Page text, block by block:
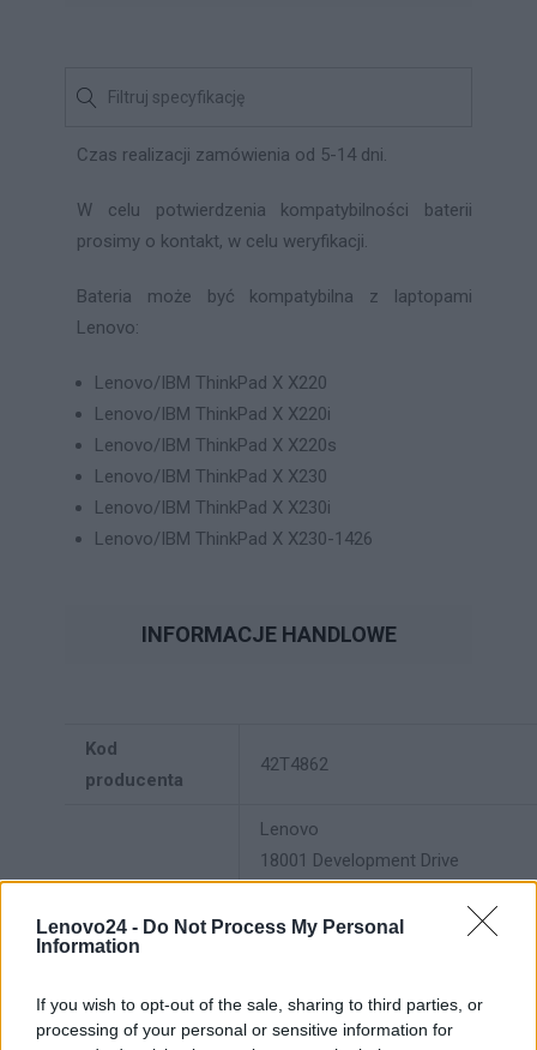
Lenovo24 - Do Not Process My Personal
Information
If you wish to opt-out of the sale, sharing to third parties, or
processing of your personal or sensitive information for
Czas realizacji zamówienia od 5-14 dni.
W celu potwierdzenia kompatybilności baterii
prosimy o kontakt, w celu weryfikacji.
Bateria może być kompatybilna z laptopami
Lenovo:
Lenovo/IBM ThinkPad X X220
Lenovo/IBM ThinkPad X X220i
Lenovo/IBM ThinkPad X X220s
Lenovo/IBM ThinkPad X X230
Lenovo/IBM ThinkPad X X230i
Lenovo/IBM ThinkPad X X230-1426
INFORMACJE HANDLOWE
Kod
producenta
42T4862
producenta
Lenovo
18001 Development Drive
Lenovo Technology B.V. Sp. z